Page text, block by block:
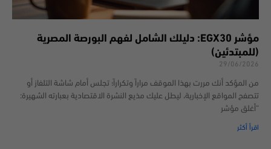
مؤشر EGX30: دليلك الشامل لفهم البورصة المصرية
(للمبتدئين)
29/06/2026
من المؤكد أنك مررت بهذا الموقف مراراً وتكراراً؛ تجلس أمام شاشة التلفاز أو
تتصفح المواقع الإخبارية، ليطل عليك مذيع النشرة الاقتصادية بعبارته الشهيرة:
“أغلق مؤشر
اقرأ أكثر